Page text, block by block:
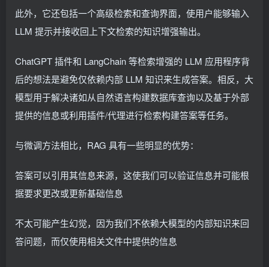
此外，它还包括一个高级检索和查询界面，使用户能够输入
LLM 提示并接收回上下文检索的知识增强输出。
ChatGPT 插件和 LangChain 等检索增强的 LLM 应用程序背
后的想法是避免仅依赖内部 LLM 知识来生成答案。相反，大
模型用于解决诸如从自然语言构建数据库查询以及基于外部
提供的信息或利用插件/代理进行检索构建答案等任务。
与微调方法相比，RAG 具有一些明显的优势：
答案可以引用其信息来源，这使我们可以验证信息并可能根
据要求更改或更新基础信息
不太可能产生幻觉，因为我们不依赖大模型的内部知识来回
答问题，而仅使用相关文件中提供的信息